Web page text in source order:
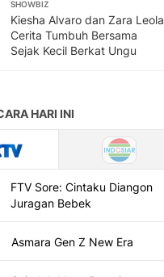
SHOWBIZ
Kiesha Alvaro dan Zara Leola
Cerita Tumbuh Bersama
Sejak Kecil Berkat Ungu